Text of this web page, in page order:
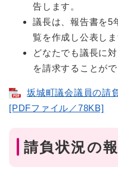
告します。
議長は、報告書を5
覧を作成し公表しま
どなたでも議長に
を請求することがで
坂城町議会議員の請
[PDFファイル／78KB]
請負状況の